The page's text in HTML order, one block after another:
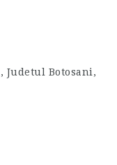
Judetul Botosani,